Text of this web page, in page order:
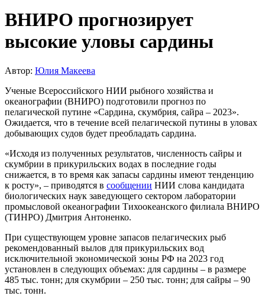
ВНИРО прогнозирует
высокие уловы сардины
Автор: Юлия Макеева
Ученые Всероссийского НИИ рыбного хозяйства и
океанографии (ВНИРО) подготовили прогноз по
пелагической путине «Сардина, скумбрия, сайра – 2023».
Ожидается, что в течение всей пелагической путины в уловах
добывающих судов будет преобладать сардина.
«Исходя из полученных результатов, численность сайры и
скумбрии в прикурильских водах в последние годы
снижается, в то время как запасы сардины имеют тенденцию
к росту», ‒ приводятся в сообщении НИИ слова кандидата
биологических наук заведующего сектором лаборатории
промысловой океанографии Тихоокеанского филиала ВНИРО
(ТИНРО) Дмитрия Антоненко.
При существующем уровне запасов пелагических рыб
рекомендованный вылов для прикурильских вод
исключительной экономической зоны РФ на 2023 год
установлен в следующих объемах: для сардины – в размере
485 тыс. тонн; для скумбрии – 250 тыс. тонн; для сайры – 90
тыс. тонн.